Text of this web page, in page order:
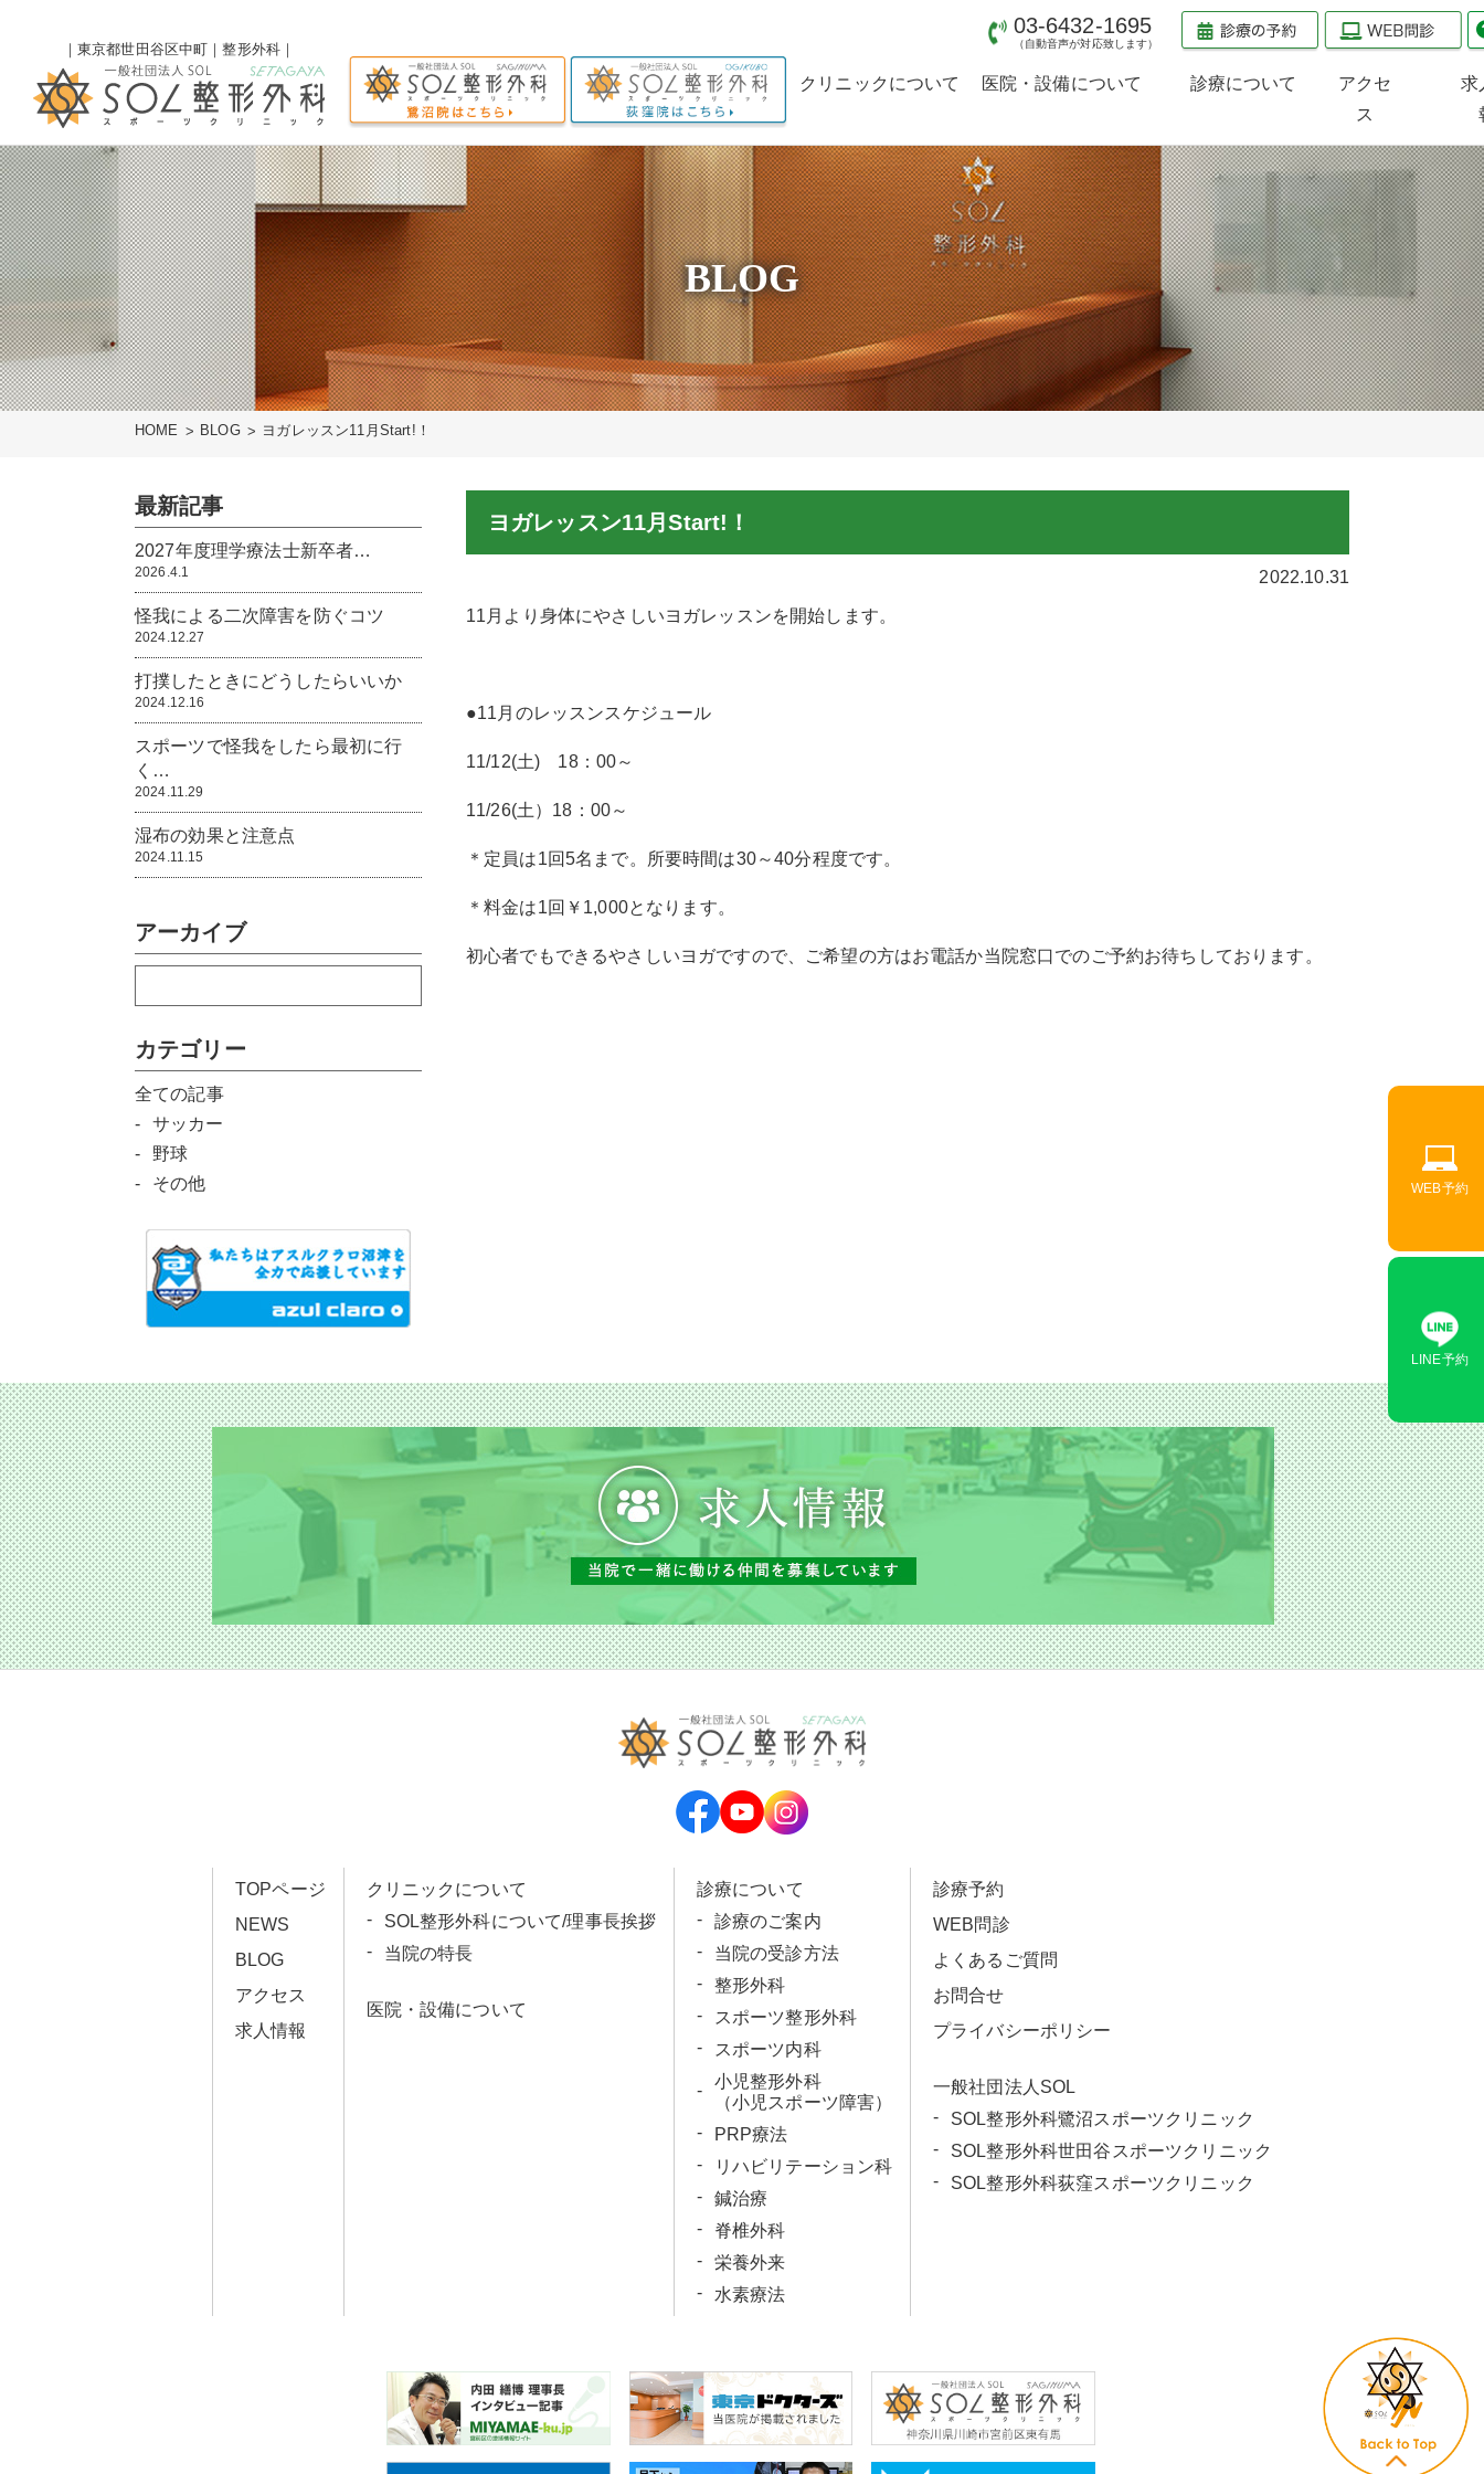
｜東京都世田谷区中町｜整形外科｜
クリニックについて
当院の特長
理事長からのメッセー
ジ
求人情報
医院・設備について
検査治療機器のご案内
診療について
当院の受診方法
整形外科
スポーツ整形外科
スポーツ内科
小児整形外科
アクセ
ス
求
03-6432-1695
（自動音声が対応致します）
BLOG
HOME BLOG ヨガレッスン11月Start!！
ヨガレッスン11月Start!！
2022.10.31
11月より身体にやさしいヨガレッスンを開始します。
●11月のレッスンスケジュール
11/12(土) 18：00～
11/26(土）18：00～
＊定員は1回5名まで。所要時間は30～40分程度です。
＊料金は1回￥1,000となります。
初心者でもできるやさしいヨガですので、ご希望の方はお電話か当院窓口でのご予約お待ちしております。
最新記事
2027年度理学療法士新卒者…
2026.4.1
怪我による二次障害を防ぐコツ
2024.12.27
打撲したときにどうしたらいいか
2024.12.16
スポーツで怪我をしたら最初に行
く…
2024.11.29
湿布の効果と注意点
2024.11.15
アーカイブ
カテゴリー
全ての記事
サッカー
野球
その他
TOPページ
NEWS
BLOG
アクセス
求人情報
クリニックについて
SOL整形外科について/理事長挨拶
当院の特長
医院・設備について
診療について
診療のご案内
当院の受診方法
整形外科
スポーツ整形外科
スポーツ内科
小児整形外科
（小児スポーツ障害）
PRP療法
リハビリテーション科
鍼治療
脊椎外科
栄養外来
水素療法
診療予約
WEB問診
よくあるご質問
お問合せ
プライバシーポリシー
一般社団法人SOL
SOL整形外科鷺沼スポーツクリニック
SOL整形外科世田谷スポーツクリニック
SOL整形外科荻窪スポーツクリニック
WEB予約
LINE予約